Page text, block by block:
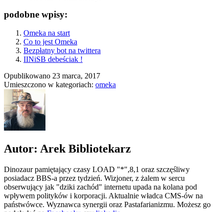
podobne wpisy:
Omeka na start
Co to jest Omeka
Bezpłatny bot na twittera
IINiSB debeściak !
Opublikowano 23 marca, 2017
Umieszczono w kategoriach: omeka
Autor: Arek Bibliotekarz
Dinozaur pamiętający czasy LOAD "*",8,1 oraz szczęśliwy
posiadacz BBS-a przez tydzień. Wizjoner, z żalem w sercu
obserwujący jak "dziki zachód" internetu upada na kolana pod
wpływem polityków i korporacji. Aktualnie władca CMS-ów na
państwówce. Wyznawca synergii oraz Pastafarianizmu. Możesz go